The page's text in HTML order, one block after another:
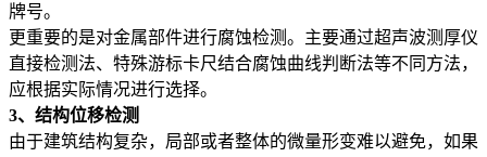
牌号。
更重要的是对金属部件进行腐蚀检测。主要通过超声波测厚仪
直接检测法、特殊游标卡尺结合腐蚀曲线判断法等不同方法，
应根据实际情况进行选择。
3、结构位移检测
由于建筑结构复杂，局部或者整体的微量形变难以避免，如果